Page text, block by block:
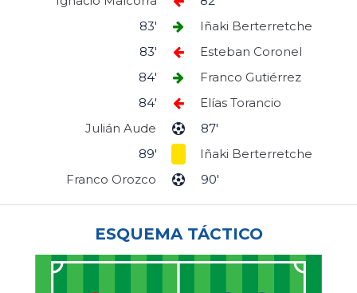
Iñaki Berterretche
83'
Esteban Coronel
83'
Franco Gutiérrez
84'
Elías Torancio
84'
Julián Aude
87'
Iñaki Berterretche
89'
Franco Orozco
90'
ESQUEMA TÁCTICO